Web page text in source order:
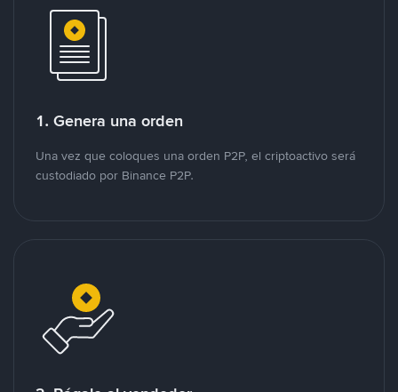
1. Genera una orden
Una vez que coloques una orden P2P, el criptoactivo será
custodiado por Binance P2P.